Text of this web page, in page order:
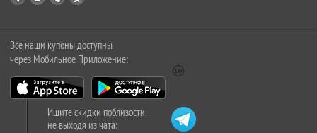
Все наши купоны доступны
через Мобильное Приложение:
Ищите скидки поблизости,
не выходя из чата: